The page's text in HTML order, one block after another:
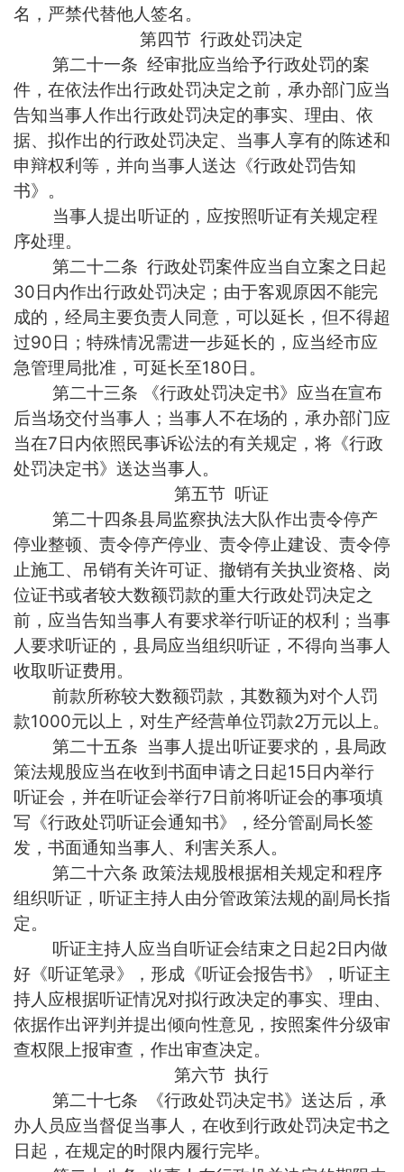
名，严禁代替他人签名。
第四节 行政处罚决定
第二十一条 经审批应当给予行政处罚的案
件，在依法作出行政处罚决定之前，承办部门应当
告知当事人作出行政处罚决定的事实、理由、依
据、拟作出的行政处罚决定、当事人享有的陈述和
申辩权利等，并向当事人送达《行政处罚告知
书》。
当事人提出听证的，应按照听证有关规定程
序处理。
第二十二条 行政处罚案件应当自立案之日起
30日内作出行政处罚决定；由于客观原因不能完
成的，经局主要负责人同意，可以延长，但不得超
过90日；特殊情况需进一步延长的，应当经市应
急管理局批准，可延长至180日。
第二十三条 《行政处罚决定书》应当在宣布
后当场交付当事人；当事人不在场的，承办部门应
当在7日内依照民事诉讼法的有关规定，将《行政
处罚决定书》送达当事人。
第五节 听证
第二十四条县局监察执法大队作出责令停产
停业整顿、责令停产停业、责令停止建设、责令停
止施工、吊销有关许可证、撤销有关执业资格、岗
位证书或者较大数额罚款的重大行政处罚决定之
前，应当告知当事人有要求举行听证的权利；当事
人要求听证的，县局应当组织听证，不得向当事人
收取听证费用。
前款所称较大数额罚款，其数额为对个人罚
款1000元以上，对生产经营单位罚款2万元以上。
第二十五条 当事人提出听证要求的，县局政
策法规股应当在收到书面申请之日起15日内举行
听证会，并在听证会举行7日前将听证会的事项填
写《行政处罚听证会通知书》，经分管副局长签
发，书面通知当事人、利害关系人。
第二十六条 政策法规股根据相关规定和程序
组织听证，听证主持人由分管政策法规的副局长指
定。
听证主持人应当自听证会结束之日起2日内做
好《听证笔录》，形成《听证会报告书》，听证主
持人应根据听证情况对拟行政决定的事实、理由、
依据作出评判并提出倾向性意见，按照案件分级审
查权限上报审查，作出审查决定。
第六节 执行
第二十七条 《行政处罚决定书》送达后，承
办人员应当督促当事人，在收到行政处罚决定书之
日起，在规定的时限内履行完毕。